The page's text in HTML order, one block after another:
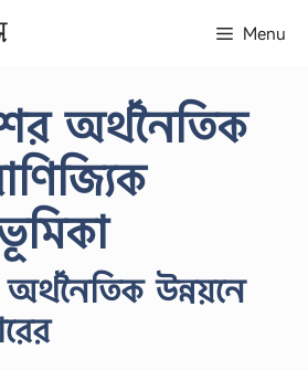
Menu
অর্থনৈতিক
অর্থনৈতিক উন্নয়নে